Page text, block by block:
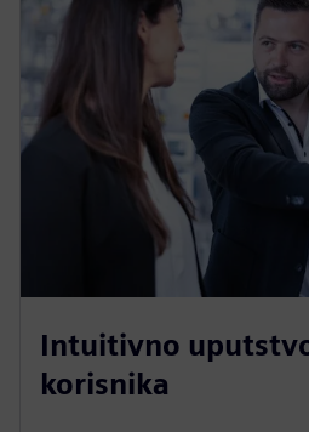
Intuitivno
korisnika